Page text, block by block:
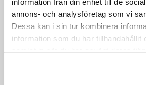
annons- och analysföretag som vi
Dessa kan i sin tur kombinera
information som du har tillhandahållit
FÖRE KÖP
BESTÄLLNING